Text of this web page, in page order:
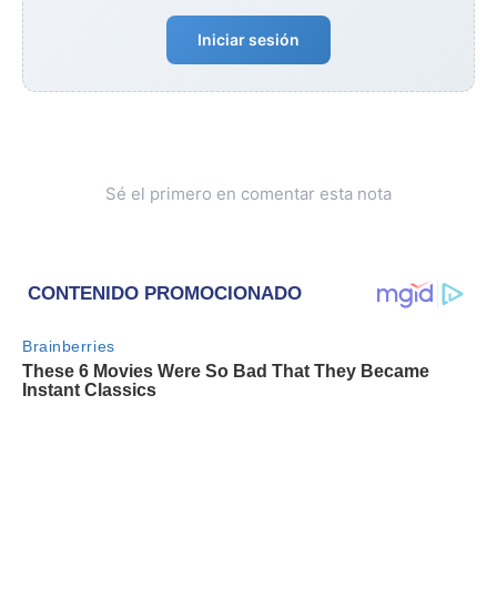
Iniciar sesión
Sé el primero en comentar esta nota